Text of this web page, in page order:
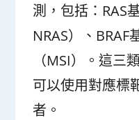
測，包括：RAS
NRAS）、
（MSI）。這三
可以使用對應標
者。